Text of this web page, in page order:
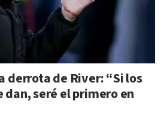
derrota de River: “Si los
dan, seré el primero en